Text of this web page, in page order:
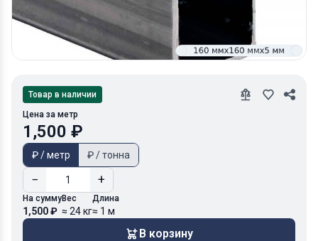
Товар в наличии
Цена за метр
1,500 ₽
₽ / метр ₽ / тонна
− +
На сумму
1,500 ₽
Вес
≈ 24 кг
Длина
≈ 1 м
В корзину